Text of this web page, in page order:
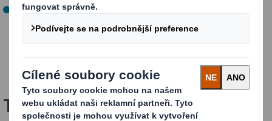
Naše průkopnická
iniciativy pohánějí náš přechod k udržitelné
budoucnosti. Pořádáme školení o cirkulárním designu a
místních komunitách
Tři divize. Jediný cíl